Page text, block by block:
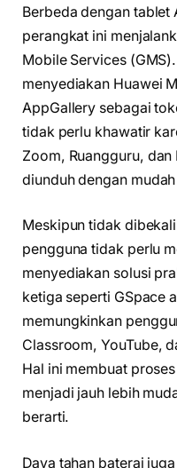
Berbeda dengan
perangkat ini
Mobile Services
menyediakan Huawei
AppGallery sebagai
tidak perlu khawatir
Zoom, Ruangguru,
diunduh dengan
Meskipun tidak
pengguna tidak perlu
menyediakan solusi
ketiga seperti GSpace
memungkinkan
Classroom, YouTube,
Hal ini membuat
menjadi jauh lebih
berarti.
Daya tahan baterai